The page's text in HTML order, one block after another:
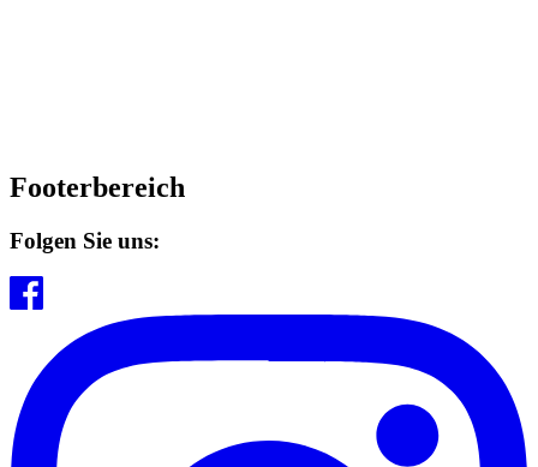
Footerbereich
Folgen Sie uns: